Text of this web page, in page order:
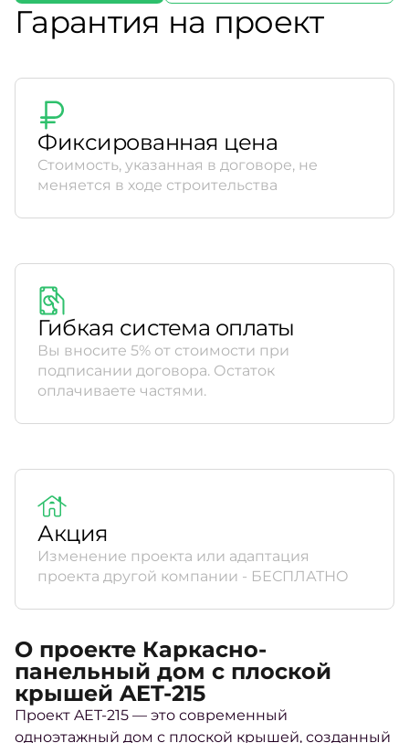
Гарантия на проект
Фиксированная цена
Стоимость, указанная в договоре, не
меняется в ходе строительства
Гибкая система оплаты
Вы вносите 5% от стоимости при
подписании договора. Остаток
оплачиваете частями.
Акция
Изменение проекта или адаптация
проекта другой компании - БЕСПЛАТНО
О проекте Каркасно-
панельный дом с плоской
крышей AET-215
Проект AET-215 — это современный
одноэтажный дом с плоской крышей, созданный